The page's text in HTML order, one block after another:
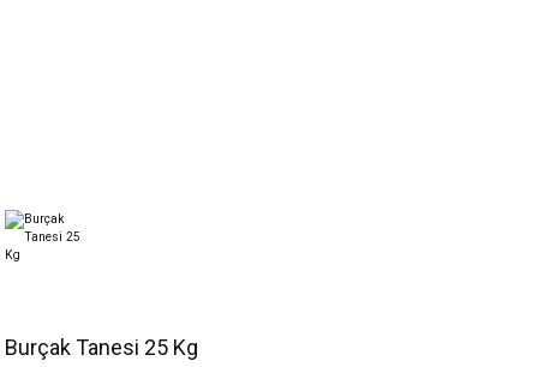
Burçak Tanesi 25 Kg